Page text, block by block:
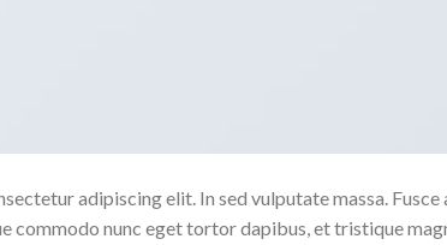
adipiscing elit. In sed vulputate massa. Fusce
commodo nunc eget tortor dapibus, et tristique